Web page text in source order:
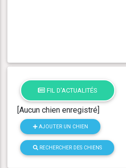
FIL D'ACTUALITÉS
[Aucun chien enregistré]
AJOUTER UN CHIEN
RECHERCHER DES CHIENS